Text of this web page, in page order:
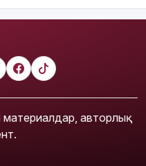
материалдар, авторлық